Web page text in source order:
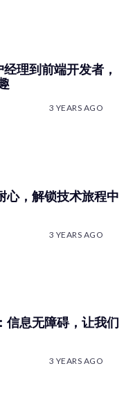
理到前端开发者，
3 YEARS AGO
心，解锁技术旅程中
3 YEARS AGO
信息无障碍，让我们
3 YEARS AGO